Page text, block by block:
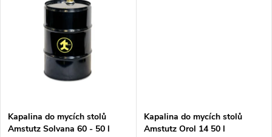
Kapalina do mycích stolů
Amstutz Solvana 60 - 50 l
Kapalina do mycích stolů
Amstutz Orol 14 50 l